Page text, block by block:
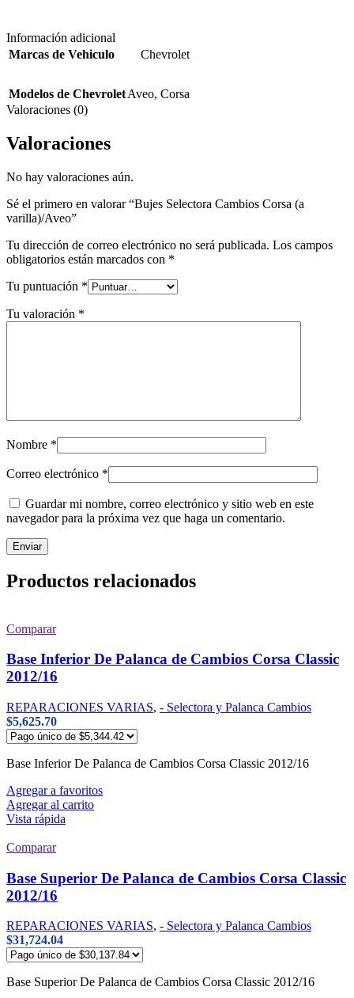
Información adicional
Marcas de Vehiculo
Chevrolet
Modelos de ChevroletAveo, Corsa
Valoraciones (0)
Valoraciones
No hay valoraciones aún.
Sé el primero en valorar “Bujes Selectora Cambios Corsa (a
varilla)/Aveo”
Tu dirección de correo electrónico no será publicada. Los campos
obligatorios están marcados con *
Tu puntuación *
Tu valoración *
Nombre *
Correo electrónico *
Guardar mi nombre, correo electrónico y sitio web en este
navegador para la próxima vez que haga un comentario.
Productos relacionados
Comparar
Base Inferior De Palanca de Cambios Corsa Classic
2012/16
REPARACIONES VARIAS, - Selectora y Palanca Cambios
$5,625.70
Base Inferior De Palanca de Cambios Corsa Classic 2012/16
Agregar a favoritos
Agregar al carrito
Vista rápida
Comparar
Base Superior De Palanca de Cambios Corsa Classic
2012/16
REPARACIONES VARIAS, - Selectora y Palanca Cambios
$31,724.04
Base Superior De Palanca de Cambios Corsa Classic 2012/16